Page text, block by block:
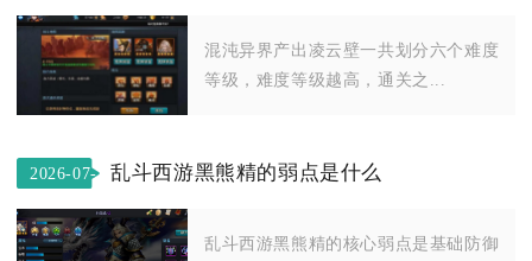
22
混沌异界产出凌云壁一共划分六个难度
等级，难度等级越高，通关之...
2026-07-
乱斗西游黑熊精的弱点是什么
乱斗西游黑熊精的核心弱点是基础防御